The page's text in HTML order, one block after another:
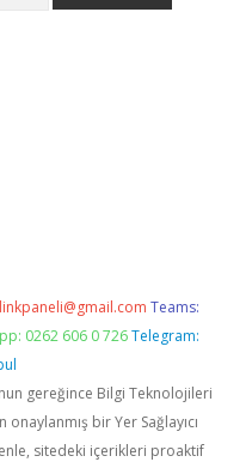
Teams:
0262 606 0 726 Telegram:
gereğince Bilgi Teknolojileri
bir Yer Sağlayıcı
sitedeki içerikleri proaktif